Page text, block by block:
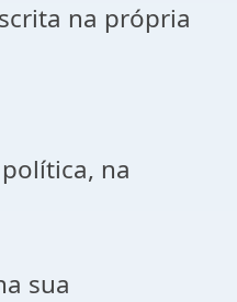
na própria
na
sua